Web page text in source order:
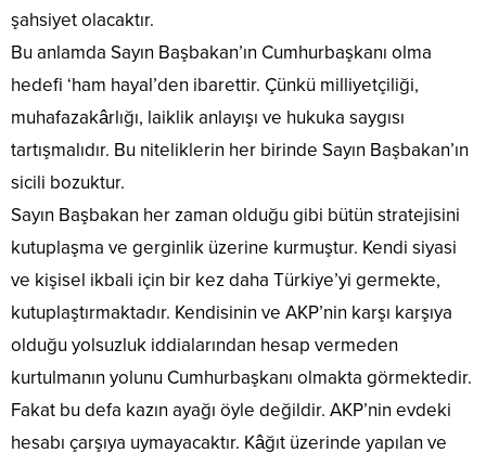
şahsiyet olacaktır.
Bu anlamda Sayın Başbakan’ın Cumhurbaşkanı olma
hedefi ‘ham hayal’den ibarettir. Çünkü milliyetçiliği,
muhafazakârlığı, laiklik anlayışı ve hukuka saygısı
tartışmalıdır. Bu niteliklerin her birinde Sayın Başbakan’ın
sicili bozuktur.
Sayın Başbakan her zaman olduğu gibi bütün stratejisini
kutuplaşma ve gerginlik üzerine kurmuştur. Kendi siyasi
ve kişisel ikbali için bir kez daha Türkiye’yi germekte,
kutuplaştırmaktadır. Kendisinin ve AKP’nin karşı karşıya
olduğu yolsuzluk iddialarından hesap vermeden
kurtulmanın yolunu Cumhurbaşkanı olmakta görmektedir.
Fakat bu defa kazın ayağı öyle değildir. AKP’nin evdeki
hesabı çarşıya uymayacaktır. Kâğıt üzerinde yapılan ve